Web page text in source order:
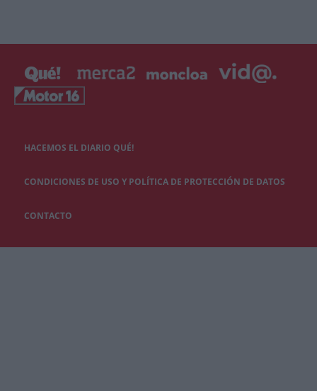
HACEMOS EL DIARIO QUÉ!
CONDICIONES DE USO Y POLÍTICA DE PROTECCIÓN DE DATOS
CONTACTO